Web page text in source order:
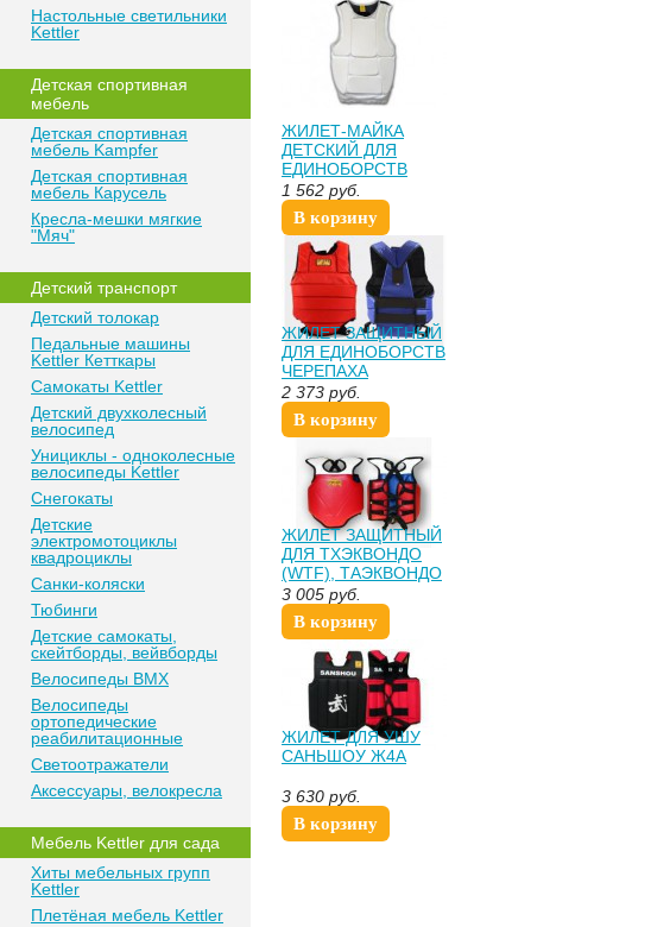
Настольные светильники
Kettler
Детская спортивная
мебель
Детская спортивная
мебель Kampfer
Детская спортивная
мебель Карусель
Кресла-мешки мягкие
"Мяч"
Детский транспорт
Детский толокар
Педальные машины
Kettler Кетткары
Самокаты Kettler
Детский двухколесный
велосипед
Унициклы - одноколесные
велосипеды Kettler
Снегокаты
Детские
электромотоциклы
квадроциклы
Санки-коляски
Тюбинги
Детские самокаты,
скейтборды, вейвборды
Велосипеды BMX
Велосипеды
ортопедические
реабилитационные
Светоотражатели
Аксессуары, велокресла
Мебель Kettler для сада
Хиты мебельных групп
Kettler
Плетёная мебель Kettler
ЖИЛЕТ-МАЙКА
ДЕТСКИЙ ДЛЯ
ЕДИНОБОРСТВ
КРАБ Ж6ЭС
1 562 руб.
В корзину
ЖИЛЕТ ЗАЩИТНЫЙ
ДЛЯ ЕДИНОБОРСТВ
ЧЕРЕПАХА
2 373 руб.
В корзину
ЖИЛЕТ ЗАЩИТНЫЙ
ДЛЯ ТХЭКВОНДО
(WTF), ТАЭКВОНДО
(ITF)
3 005 руб.
В корзину
ЖИЛЕТ ДЛЯ УШУ
САНЬШОУ Ж4А
3 630 руб.
В корзину